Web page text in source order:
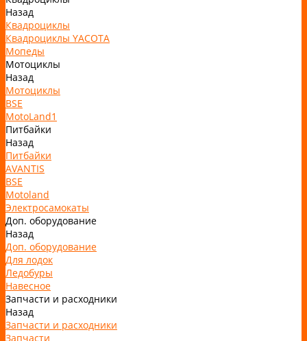
Назад
Квадроциклы
Квадроциклы YACOTA
Мопеды
Мотоциклы
Назад
Мотоциклы
BSE
MotoLand1
Питбайки
Назад
Питбайки
AVANTIS
BSE
Motoland
Электросамокаты
Доп. оборудование
Назад
Доп. оборудование
Для лодок
Ледобуры
Навесное
Запчасти и расходники
Назад
Запчасти и расходники
Запчасти